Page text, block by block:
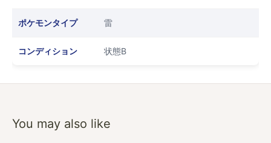
ポケモンタイプ 雷
コンディション 状態B
You may also like